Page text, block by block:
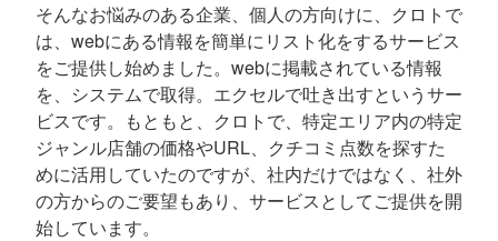
そんなお悩みのある企業、個人の方向けに、クロトで
は、webにある情報を簡単にリスト化をするサービス
をご提供し始めました。webに掲載されている情報
を、システムで取得。エクセルで吐き出すというサー
ビスです。もともと、クロトで、特定エリア内の特定
ジャンル店舗の価格やURL、クチコミ点数を探すた
めに活用していたのですが、社内だけではなく、社外
の方からのご要望もあり、サービスとしてご提供を開
始しています。